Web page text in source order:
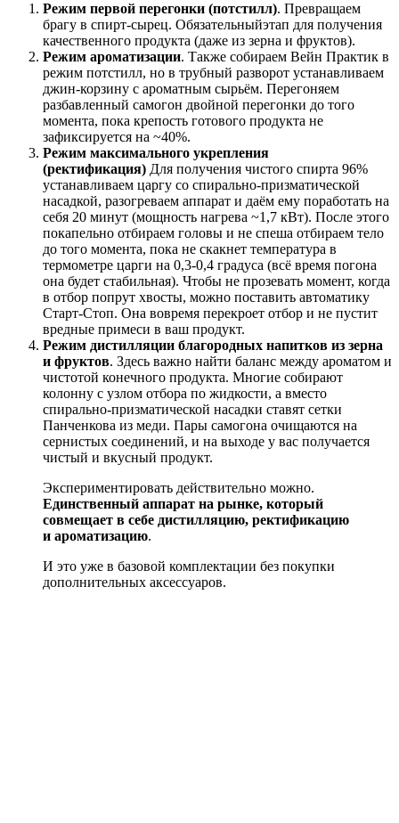
Режим первой перегонки (потстилл). Превращаем
брагу в спирт-сырец. Обязательныйэтап для получения
качественного продукта (даже из зерна и фруктов).
Режим ароматизации. Также собираем Вейн Практик в
режим потстилл, но в трубный разворот устанавливаем
джин-корзину с ароматным сырьём. Перегоняем
разбавленный самогон двойной перегонки до того
момента, пока крепость готового продукта не
зафиксируется на ~40%.
Режим максимального укрепления
(ректификация) Для получения чистого спирта 96%
устанавливаем царгу со спирально-призматической
насадкой, разогреваем аппарат и даём ему поработать на
себя 20 минут (мощность нагрева ~1,7 кВт). После этого
покапельно отбираем головы и не спеша отбираем тело
до того момента, пока не скакнет температура в
термометре царги на 0,3-0,4 градуса (всё время погона
она будет стабильная). Чтобы не прозевать момент, когда
в отбор попрут хвосты, можно поставить автоматику
Старт-Стоп. Она вовремя перекроет отбор и не пустит
вредные примеси в ваш продукт.
Режим дистилляции благородных напитков из зерна
и фруктов. Здесь важно найти баланс между ароматом и
чистотой конечного продукта. Многие собирают
колонну с узлом отбора по жидкости, а вместо
спирально-призматической насадки ставят сетки
Панченкова из меди. Пары самогона очищаются на
сернистых соединений, и на выходе у вас получается
чистый и вкусный продукт.
Экспериментировать действительно можно.
Единственный аппарат на рынке, который
совмещает в себе дистилляцию, ректификацию
и ароматизацию.
И это уже в базовой комплектации без покупки
дополнительных аксессуаров.